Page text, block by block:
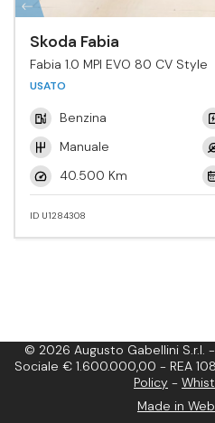
Skoda Fabia
Fabia 1.0 MPI EVO 80 CV Style
USATO
Benzina
Manuale
40.500 Km
ID U1284308
© 2026 Augusto Gabellini S.r.l. -
Sociale € 1.600.000,00 - REA
Policy -
Made in